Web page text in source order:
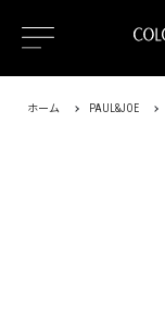
ホーム PAUL&JOE